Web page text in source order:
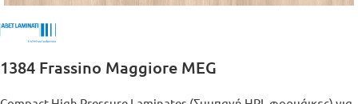
1384 Frassino Maggiore MEG